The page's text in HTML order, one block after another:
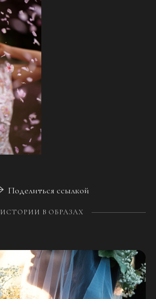
Поделиться ссылкой
ИСТОРИИ В ОБРАЗАХ